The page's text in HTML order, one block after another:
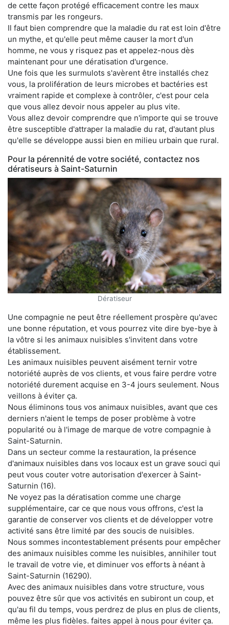
de cette façon protégé efficacement contre les maux
transmis par les rongeurs.
Il faut bien comprendre que la maladie du rat est loin d'être
un mythe, et qu'elle peut même causer la mort d'un
homme, ne vous y risquez pas et appelez-nous dès
maintenant pour une dératisation d'urgence.
Une fois que les surmulots s'avèrent être installés chez
vous, la prolifération de leurs microbes et bactéries est
vraiment rapide et complexe à contrôler, c'est pour cela
que vous allez devoir nous appeler au plus vite.
Vous allez devoir comprendre que n'importe qui se trouve
être susceptible d'attraper la maladie du rat, d'autant plus
qu'elle se développe aussi bien en milieu urbain que rural.
Pour la pérennité de votre société, contactez nos
dératiseurs à Saint-Saturnin
Dératiseur
Une compagnie ne peut être réellement prospère qu'avec
une bonne réputation, et vous pourrez vite dire bye-bye à
la vôtre si les animaux nuisibles s'invitent dans votre
établissement.
Les animaux nuisibles peuvent aisément ternir votre
notoriété auprès de vos clients, et vous faire perdre votre
notoriété durement acquise en 3-4 jours seulement. Nous
veillons à éviter ça.
Nous éliminons tous vos animaux nuisibles, avant que ces
derniers n'aient le temps de poser problème à votre
popularité ou à l'image de marque de votre compagnie à
Saint-Saturnin.
Dans un secteur comme la restauration, la présence
d'animaux nuisibles dans vos locaux est un grave souci qui
peut vous couter votre autorisation d'exercer à Saint-
Saturnin (16).
Ne voyez pas la dératisation comme une charge
supplémentaire, car ce que nous vous offrons, c'est la
garantie de conserver vos clients et de développer votre
activité sans être limité par des soucis de nuisibles.
Nous sommes incontestablement présents pour empêcher
des animaux nuisibles comme les nuisibles, annihiler tout
le travail de votre vie, et diminuer vos efforts à néant à
Saint-Saturnin (16290).
Avec des animaux nuisibles dans votre structure, vous
pouvez être sûr que vos activités en subiront un coup, et
qu'au fil du temps, vous perdrez de plus en plus de clients,
même les plus fidèles. faites appel à nous pour éviter ça.